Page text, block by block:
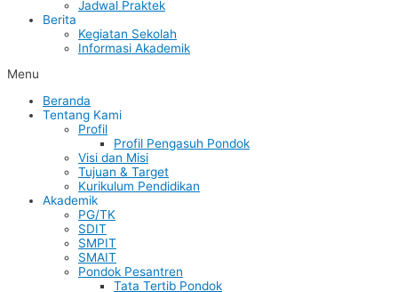
Jadwal Praktek
Berita
Kegiatan Sekolah
Informasi Akademik
Menu
Beranda
Tentang Kami
Profil
Profil Pengasuh Pondok
Visi dan Misi
Tujuan & Target
Kurikulum Pendidikan
Akademik
PG/TK
SDIT
SMPIT
SMAIT
Pondok Pesantren
Tata Tertib Pondok